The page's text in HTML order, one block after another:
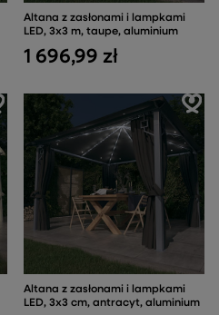
Altana z zasłonami i lampkami
LED, 3x3 m, taupe, aluminium
1 696,99 zł
Altana z zasłonami i lampkami
LED, 3x3 cm, antracyt, aluminium